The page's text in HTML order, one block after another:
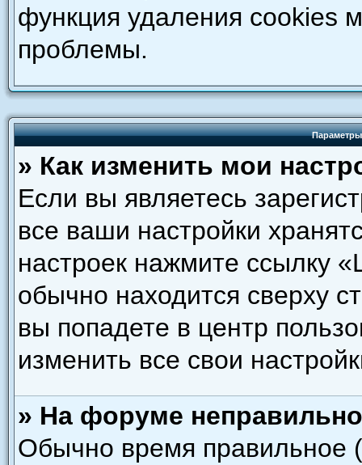
функция удаления cookies
проблемы.
Параметры
» Как изменить мои
Если вы являетесь
все ваши настройки
настроек нажмите ссылку
обычно находится сверху
вы попадете в центр
изменить все свои
» На форуме
Обычно время правильное